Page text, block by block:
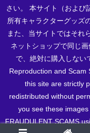
さい。 本サイト（および
所有キャラクターグッズ
また、当サイトではそれ
ネットショップで同じ
で、絶対に購入しない
Reproduction and Scam
this site are strictly
redistributed without
you see these
FRAUDULENT SCAMS